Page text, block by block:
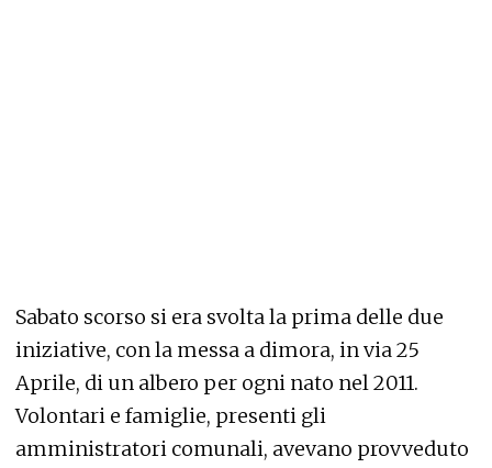
Sabato scorso si era svolta la prima delle due
iniziative, con la messa a dimora, in via 25
Aprile, di un albero per ogni nato nel 2011.
Volontari e famiglie, presenti gli
amministratori comunali, avevano provveduto